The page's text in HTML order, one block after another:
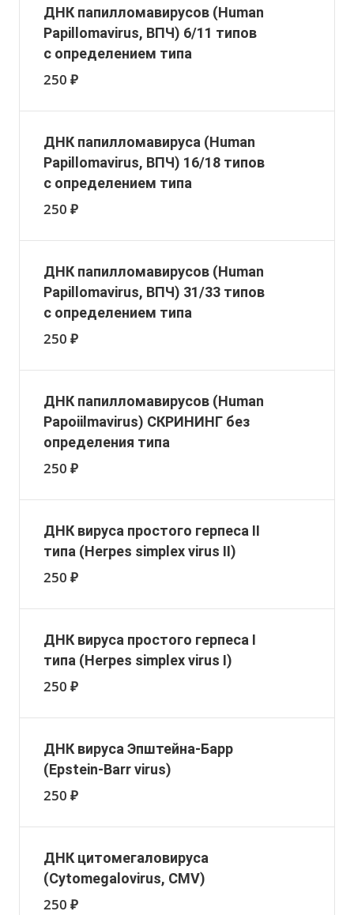
ДНК папилломавирусов (Human
Papillomavirus, ВПЧ) 6/11 типов
с определением типа
250 ₽
ДНК папилломавируса (Human
Papillomavirus, ВПЧ) 16/18 типов
с определением типа
250 ₽
ДНК папилломавирусов (Human
Papillomavirus, ВПЧ) 31/33 типов
с определением типа
250 ₽
ДНК папилломавирусов (Human
Papoiilmavirus) СКРИНИНГ без
определения типа
250 ₽
ДНК вируса простого герпеса II
типа (Herpes simplex virus II)
250 ₽
ДНК вируса простого герпеса I
типа (Herpes simplex virus I)
250 ₽
ДНК вируса Эпштейна-Барр
(Epstein-Barr virus)
250 ₽
ДНК цитомегаловируса
(Cytomegalovirus, CMV)
250 ₽